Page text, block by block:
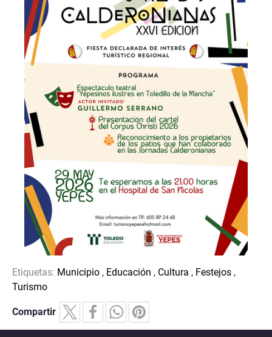
Etiquetas: Municipio , Educación , Cultura , Festejos ,
Turismo
Compartir